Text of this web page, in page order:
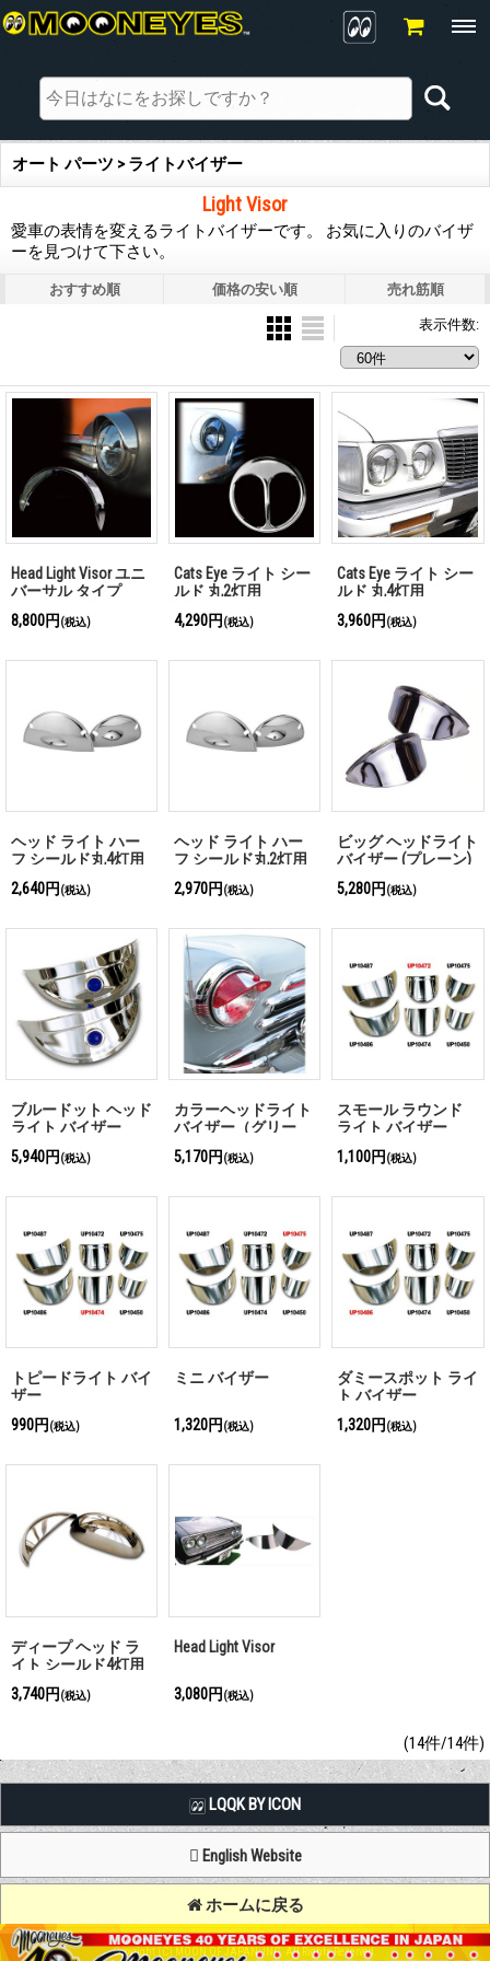
オート パーツ > ライトバイザー
Light Visor
愛車の表情を変えるライトバイザーです。 お気に入りのバイザ
ーを見つけて下さい。
おすすめ順 価格の安い順 売れ筋順
表示件数:
Head Light Visor ユニ
バーサル タイプ
8,800円 (税込)
Cats Eye ライト シー
ルド 丸2灯用
4,290円 (税込)
Cats Eye ライト シー
ルド 丸4灯用
3,960円 (税込)
ヘッド ライト ハー
フ シールド丸4灯用
2,640円 (税込)
ヘッド ライト ハー
フ シールド丸2灯用
2,970円 (税込)
ビッグ ヘッドライト
バイザー (プレーン)
5,280円 (税込)
ブルードット ヘッド
ライト バイザー
5,940円 (税込)
カラーヘッドライト
バイザー（グリー
ン、レッド）
5,170円 (税込)
スモール ラウンド
ライト バイザー
1,100円 (税込)
トピードライト バイ
ザー
990円 (税込)
ミニ バイザー
1,320円 (税込)
ダミースポット ライ
ト バイザー
1,320円 (税込)
ディープ ヘッド ラ
イト シールド4灯用
3,740円(税込)
Head Light Visor
3,080円(税込)
(14件/14件)
LQQK BY ICON
English Website
ホームに戻る
Copyright (C) MOON OF JAPAN, INC. All Rights Reserved.